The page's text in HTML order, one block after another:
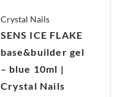
Crystal Nails
SENS ICE FLAKE
base&builder gel
– blue 10ml |
Crystal Nails